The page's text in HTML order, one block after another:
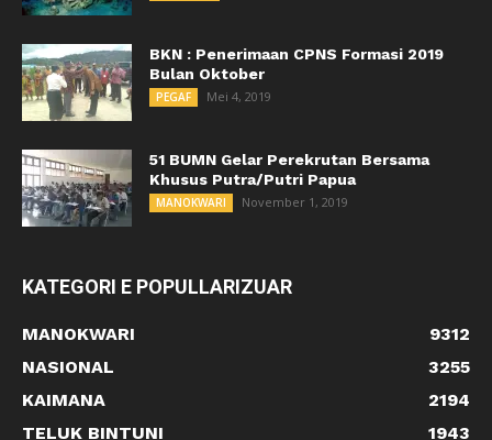
BKN : Penerimaan CPNS Formasi 2019
Bulan Oktober
PEGAF Mei 4, 2019
51 BUMN Gelar Perekrutan Bersama
Khusus Putra/Putri Papua
MANOKWARI November 1, 2019
KATEGORI E POPULLARIZUAR
MANOKWARI
9312
NASIONAL
3255
KAIMANA
2194
TELUK BINTUNI
1943